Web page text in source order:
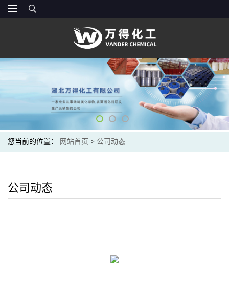
您当前的位置： 网站首页 > 公司动态
公司动态